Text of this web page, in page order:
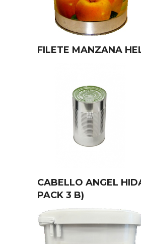
FILETE MANZANA
CABELLO ANGEL
PACK 3 B)